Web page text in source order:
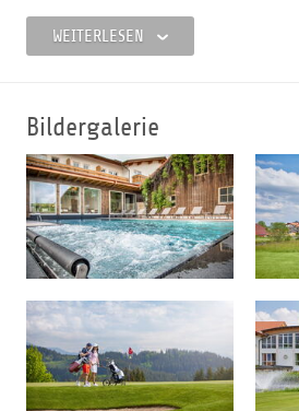
Voralpen liegt dasHotel Hanusel
Abschlag auf Deutschlands
wunderbaren Blick auf eine
den Oberbayrischen-, über die
Schweizer Alpen belohnt. Im
gelebte familiäre Herzlichkeit eines
Familienbetriebes besonders
55 liebevoll, im elegant
auf ihre Kosten kommen bietet das
und ganzjährig beheizten
Ruhebereiche, ein großzügiger
neuen Saunen, Dampfbad,
WEITERLESEN
Bildergalerie